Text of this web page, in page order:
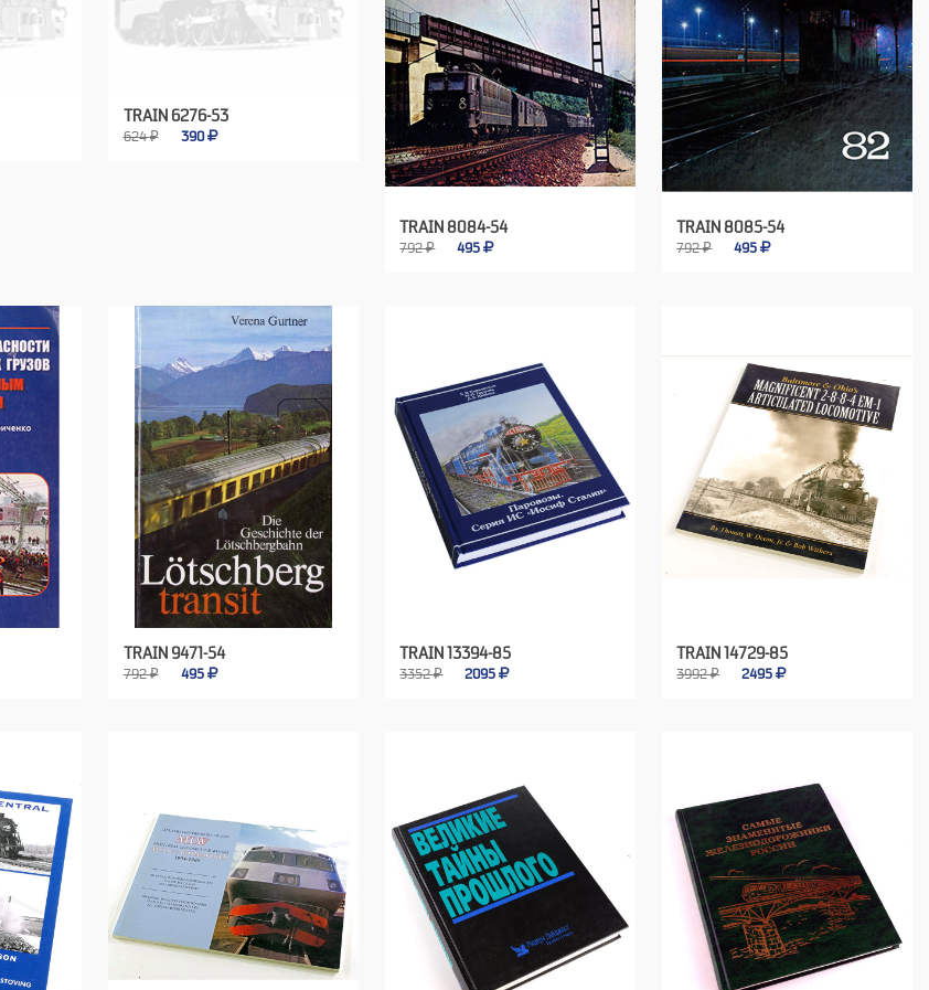
TRAIN 6276-53
624 ₽ 390
TRAIN 8084-54
792 ₽ 495
TRAIN 8085-54
792 ₽ 495
TRAIN 9471-54
792 ₽ 495
TRAIN 13394-85
3352 ₽ 2095
TRAIN 14729-85
3992 ₽ 2495